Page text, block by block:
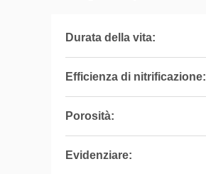
Durata della vita:
Efficienza di nitrificazione:
Porosità:
Evidenziare: